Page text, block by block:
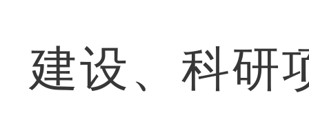
建设、科研